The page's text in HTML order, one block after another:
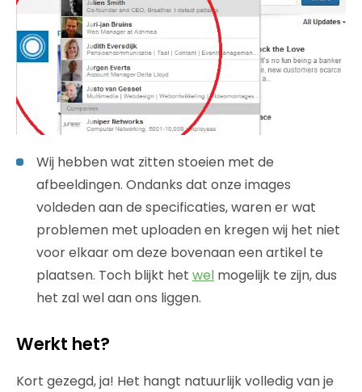
Wij hebben wat zitten stoeien met de
afbeeldingen. Ondanks dat onze images
voldeden aan de specificaties, waren er wat
problemen met uploaden en kregen wij het niet
voor elkaar om deze bovenaan een artikel te
plaatsen. Toch blijkt het wel mogelijk te zijn, dus
het zal wel aan ons liggen.
Werkt het?
Kort gezegd, ja! Het hangt natuurlijk volledig van je